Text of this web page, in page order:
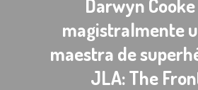
Darwyn
magistralmente
maestra de
JLA: The